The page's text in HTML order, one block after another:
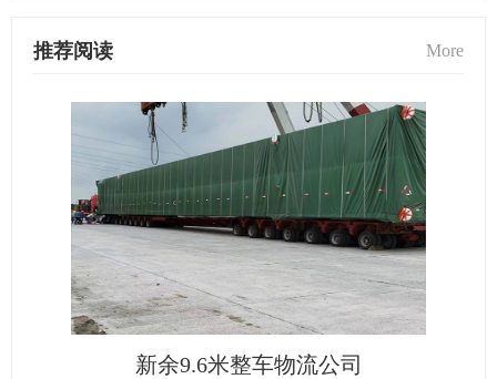
推荐阅读 More
新余9.6米整车物流公司